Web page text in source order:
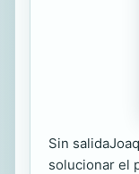
Sin
solucionar el